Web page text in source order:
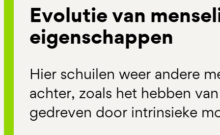
Evolutie van
eigenschappen
Hier schuilen weer andere
achter, zoals het hebben
gedreven door intrinsieke